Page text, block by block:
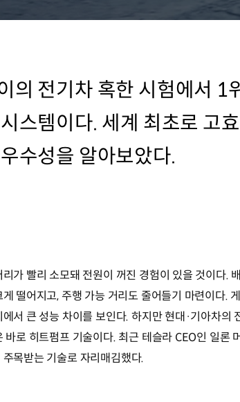
의 전기차 혹한 시험에서 1
스템이다. 세계 최초로 고
수성을 알아보았다.
가 빨리 소모돼 전원이 꺼진 경험이 있을 것이다.
떨어지고, 주행 가능 거리도 줄어들기 마련이다.
서 큰 성능 차이를 보인다. 하지만 현대·기아차의
로 히트펌프 기술이다. 최근 테슬라 CEO인 일론
목받는 기술로 자리매김했다.